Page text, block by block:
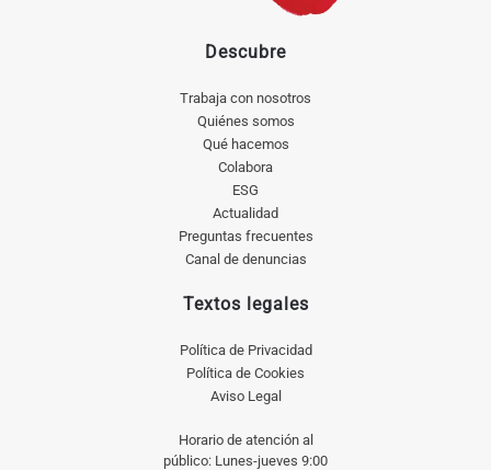
Descubre
Trabaja con nosotros
Quiénes somos
Qué hacemos
Colabora
ESG
Actualidad
Preguntas frecuentes
Canal de denuncias
Textos legales
Política de Privacidad
Política de Cookies
Aviso Legal
Horario de atención al
público: Lunes-jueves 9:00